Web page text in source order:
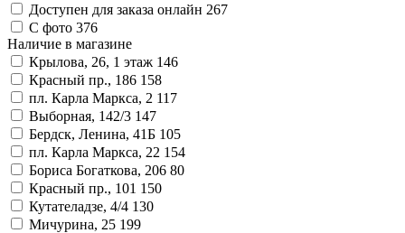
Доступен для заказа онлайн 267
С фото 376
Наличие в магазине
Крылова, 26, 1 этаж 146
Красный пр., 186 158
пл. Карла Маркса, 2 117
Выборная, 142/3 147
Бердск, Ленина, 41Б 105
пл. Карла Маркса, 22 154
Бориса Богаткова, 206 80
Красный пр., 101 150
Кутателадзе, 4/4 130
Мичурина, 25 199